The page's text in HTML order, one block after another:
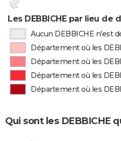
Les DEBBICHE par lieu de
Aucun DEBBICHE n'est
Département où les
Département où les
Département où les
Département où les
Qui sont les DEBBICHE